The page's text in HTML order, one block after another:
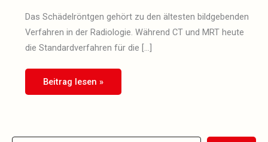
Das Schädelröntgen gehört zu den ältesten bildgebenden
Verfahren in der Radiologie. Während CT und MRT heute
die Standardverfahren für die […]
Beitrag lesen »